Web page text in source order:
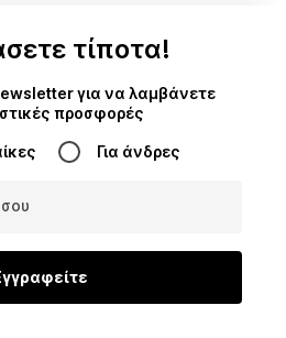
τίποτα!
για να λαμβάνετε
προσφορές
Για άνδρες